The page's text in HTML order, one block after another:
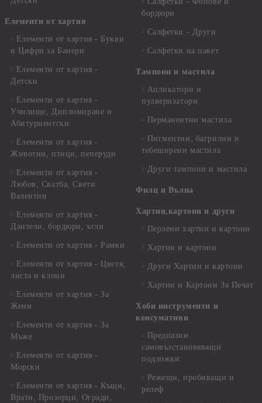
Елементи от хартия
Елементи от хартия - Букви
и Цифри за Банери
Елементи от хартия -
Детски
Елементи от хартия -
Училище, Дипломиране и
Абитуриентски
Елементи от хартия -
Животни, птици, пеперуди
Елементи от хартия -
Любов, Сватба, Свети
Валентин
Елементи от хартия -
Дантели, бордюри, ъгли
Елементи от хартия - Рамки
Елементи от хартия - Цветя,
листа и клони
Елементи от хартия - За
Жени
Елементи от хартия - За
Мъже
Елементи от хартия -
Морски
Елементи от хартия - Къщи,
Врати, Прозорци, Огради,
бордюри
Салфетки - Други
Салфетки на пакет
Тампони и мастила
Апликатори и
пулверизатори
Перманентни мастила
Пигментни, багрилни и
тебеширени мастила
Други тампони и мастила
Филц и Вълна
Хартии,картони и други
Перлени хартии и картони
Хартии и картони
Други Хартии и картони
Хартии и Картони За Печат
Хоби инструменти и
консумативи
Предпазни
самовъзстановяващи
подложки
Режещи, пробиващи и
релеф